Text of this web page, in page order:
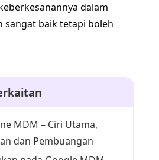
dalam
sangat baik tetapi boleh
MDM – Ciri Utama,
dan Pembuangan